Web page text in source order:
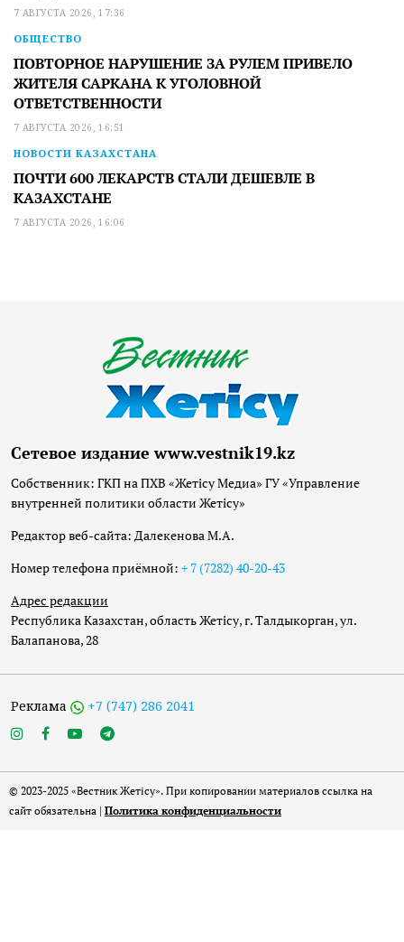
7 АВГУСТА 2026, 17:36
ОБЩЕСТВО
ПОВТОРНОЕ НАРУШЕНИЕ ЗА РУЛЕМ ПРИВЕЛО
ЖИТЕЛЯ САРКАНА К УГОЛОВНОЙ
ОТВЕТСТВЕННОСТИ
7 АВГУСТА 2026, 16:51
НОВОСТИ КАЗАХСТАНА
ПОЧТИ 600 ЛЕКАРСТВ СТАЛИ ДЕШЕВЛЕ В
КАЗАХСТАНЕ
7 АВГУСТА 2026, 16:06
Сетевое издание www.vestnik19.kz
Собственник: ГКП на ПХВ «Жетісу Медиа» ГУ «Управление
внутренней политики области Жетісу»
Редактор веб-сайта: Далекенова М.А.
Номер телефона приёмной: + 7 (7282) 40-20-43
Адрес редакции
Республика Казахстан, область Жетісу, г. Талдыкорган, ул.
Балапанова, 28
Реклама +7 (747) 286 2041
© 2023-2025 «Вестник Жетісу». При копировании материалов ссылка на
сайт обязательна | Политика конфиденциальности